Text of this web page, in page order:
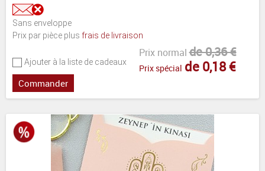
Sans enveloppe
Prix par pièce plus frais de livraison
Ajouter à la liste de cadeaux
Prix normal de 0,36 €
Prix spécial de 0,18 €
Commander